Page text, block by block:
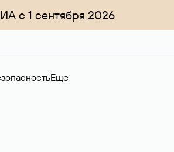
с 1 сентября 2026
Еще